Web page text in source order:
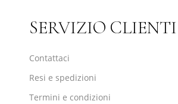
SERVIZIO CLIENTI
Contattaci
Resi e spedizioni
Termini e condizioni